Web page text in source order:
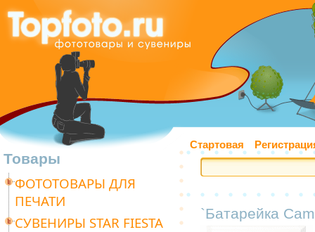
Стартовая
Товары
ФОТОТОВАРЫ ДЛЯ
ПЕЧАТИ
СУВЕНИРЫ STAR FIESTA
`Батарейка